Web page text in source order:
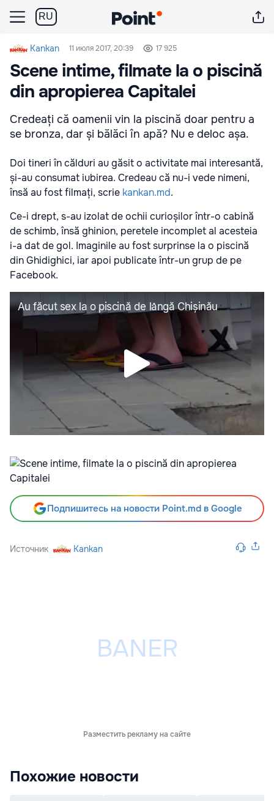
RU
Kankan 11 июля 2017, 20:39 17 925
Scene intime, filmate la o piscină
din apropierea Capitalei
Credeați că oamenii vin la piscină doar pentru a
se bronza, dar și bălăci în apă? Nu e deloc așa.
Doi tineri în călduri au găsit o activitate mai interesantă,
și-au consumat iubirea. Credeau că nu-i vede nimeni,
însă au fost filmați, scrie kankan.md.
Ce-i drept, s-au izolat de ochii curioșilor într-o cabină
de schimb, însă ghinion, peretele incomplet al acesteia
i-a dat de gol. Imaginile au fost surprinse la o piscină
din Ghidighici, iar apoi publicate într-un grup de pe
Facebook.
Подпишитесь на новости Point.md в Google
Источник Kankan
Разместить рекламу на сайте
Похожие новости